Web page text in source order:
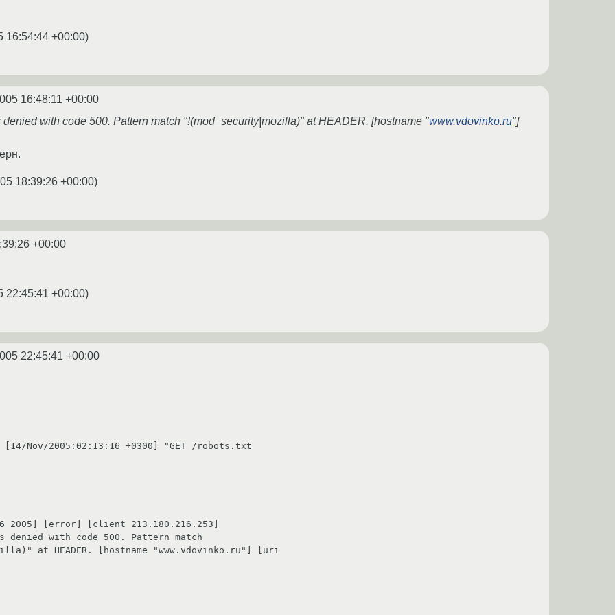
16:54:44 +00:00)
16:48:11 +00:00
with code 500. Pattern match "!(mod_security|mozilla)" at HEADER. [hostname "www.vdovinko.ru"]
18:39:26 +00:00)
+00:00
22:45:41 +00:00)
22:45:41 +00:00
Nov/2005:02:13:16 +0300] "GET /robots.txt
2005] [error] [client 213.180.216.253]
denied with code 500. Pattern match
at HEADER. [hostname "www.vdovinko.ru"] [uri